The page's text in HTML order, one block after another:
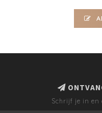
Schrijf je in en